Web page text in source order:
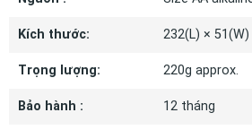
Kích thước: 232(L) ×
Trọng lượng: 220g approx.
Bảo hành : 12 tháng